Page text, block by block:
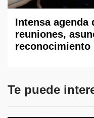
Intensa agenda
reuniones,
reconocimiento
Te puede